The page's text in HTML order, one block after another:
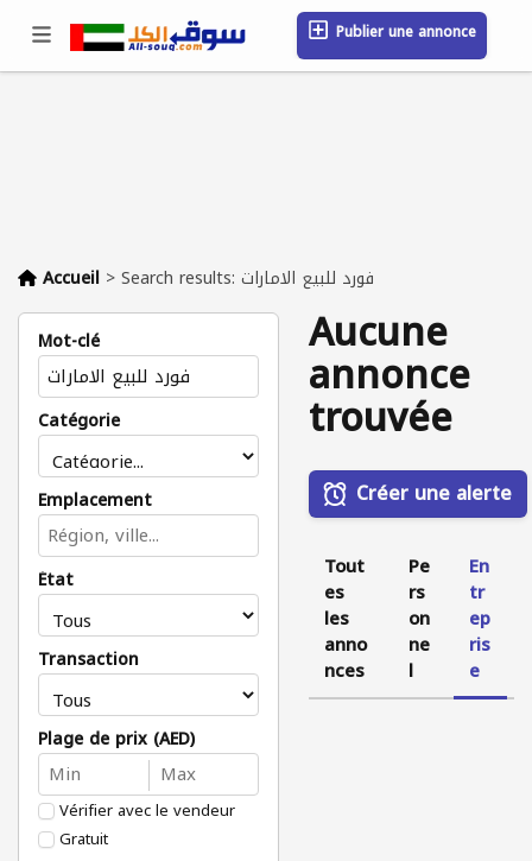
Publier une annonce
Se connecter / S'inscrire
Accueil >
Search results: فورد للبيع الامارات
Mot-clé
Catégorie
Emplacement
État
Transaction
Plage de prix (AED)
Vérifier avec le vendeur
Gratuit
Aucune
annonce
trouvée
Créer une alerte
Tout
es
les
anno
nces
Pe
rs
on
ne
l
En
tr
ep
ris
e